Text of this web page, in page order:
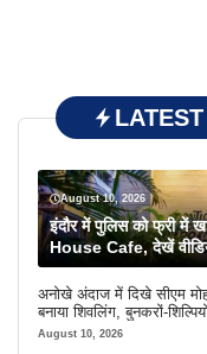
August 10, 2026
इंदौर में पुलिस को फ्री में
House Cafe, देखें
अनोखे अंदाज में दिखे सीएम
बनाया शिवलिंग, बुनकरों-
August 10, 2026